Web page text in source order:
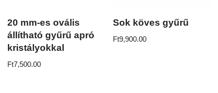
20 mm-es ovális
állítható gyűrű apró
kristályokkal
Ft7,500.00
Sok köves gyűrű
Ft9,900.00